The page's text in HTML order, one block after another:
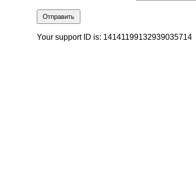
Отправить
Your support ID is: 14141199132939035714